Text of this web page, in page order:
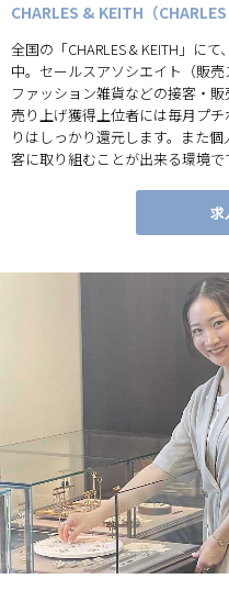
CHARLES & KEITH（
全国の「CHARLES & KEITH」に
中。セールスアソシエイト（販売
ファッション雑貨などの接客・販
売り上げ獲得上位者には毎月プ
りはしっかり還元します。また
客に取り組むことが出来る環境で
求